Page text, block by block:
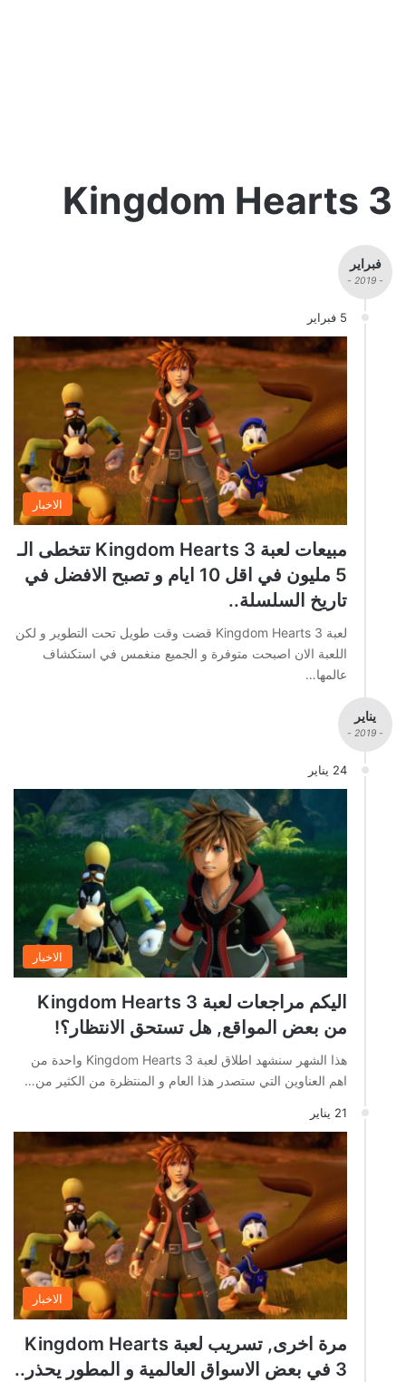
Kingdom Hearts 3
فبراير
- 2019 -
5 فبراير
الاخبار
مبيعات لعبة Kingdom Hearts 3 تتخطى الـ
5 مليون في اقل 10 ايام و تصبح الافضل في
تاريخ السلسلة..
لعبة Kingdom Hearts 3 قضت وقت طويل تحت التطوير و لكن
اللعبة الان اصبحت متوفرة و الجميع منغمس في استكشاف
عالمها…
يناير
- 2019 -
24 يناير
الاخبار
اليكم مراجعات لعبة Kingdom Hearts 3
من بعض المواقع, هل تستحق الانتظار؟!
هذا الشهر سنشهد اطلاق لعبة Kingdom Hearts 3 واحدة من
اهم العناوين التي ستصدر هذا العام و المنتظرة من الكثير من…
21 يناير
الاخبار
مرة اخرى, تسريب لعبة Kingdom Hearts
3 في بعض الاسواق العالمية و المطور يحذر..